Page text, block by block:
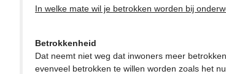
In welke mate wil je betrokken worden bij
Betrokkenheid
Dat neemt niet weg dat inwoners meer
evenveel betrokken te willen worden zoals het